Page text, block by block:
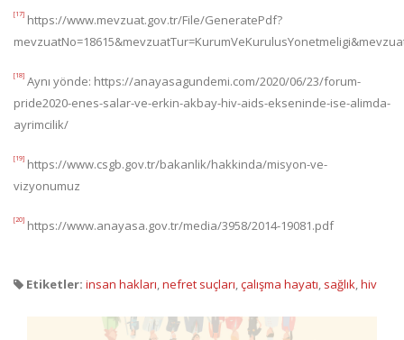
[17] https://www.mevzuat.gov.tr/File/GeneratePdf?
[18] Aynı yönde: https://anayasagundemi.com/2020/06/23/forum-
pride2020-enes-salar-ve-erkin-akbay-hiv-aids-ekseninde-ise-alimda-
ayrimcilik/
[19] https://www.csgb.gov.tr/bakanlik/hakkinda/misyon-ve-
vizyonumuz
[20] https://www.anayasa.gov.tr/media/3958/2014-19081.pdf
Etiketler: insan hakları,nefret suçları,çalışma hayatı, sağlık,hiv